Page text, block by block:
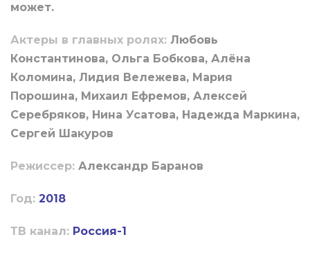
может.
Актеры в главных ролях: Любовь
Константинова, Ольга Бобкова, Алёна
Коломина, Лидия Вележева, Мария
Порошина, Михаил Ефремов, Алексей
Серебряков, Нина Усатова, Надежда Маркина,
Сергей Шакуров
Режиссер: Александр Баранов
Год: 2018
ТВ канал: Россия-1